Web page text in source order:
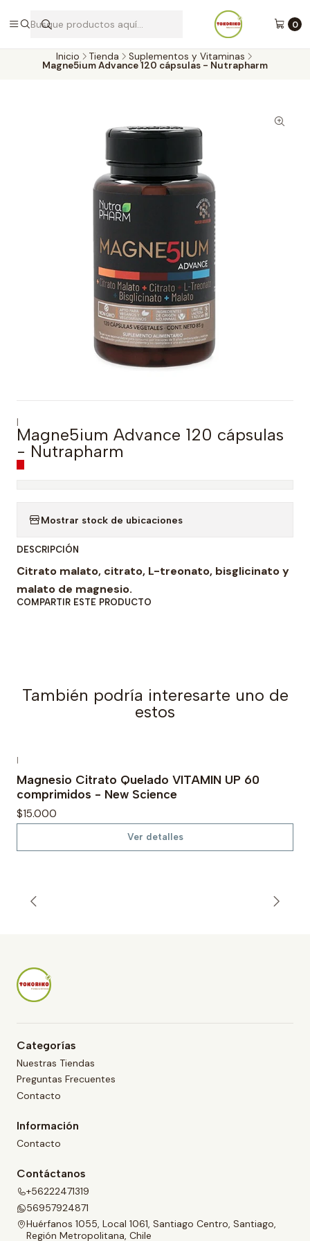
0
Envíos a todo Chile por Blue Express
Inicio Tienda Suplementos y Vitaminas
Magne5ium Advance 120 cápsulas - Nutrapharm
|
Magne5ium Advance 120 cápsulas
- Nutrapharm
Mostrar stock de ubicaciones
DESCRIPCIÓN
Citrato malato, citrato, L-treonato, bisglicinato y
malato de magnesio.
COMPARTIR ESTE PRODUCTO
También podría interesarte uno de
estos
|
Magnesio Citrato Quelado VITAMIN UP 60
comprimidos - New Science
$15.000
Ver detalles
Categorías
Nuestras Tiendas
Preguntas Frecuentes
Contacto
Información
Contacto
Contáctanos
+56222471319
56957924871
Huérfanos 1055, Local 1061, Santiago Centro, Santiago,
Región Metropolitana, Chile